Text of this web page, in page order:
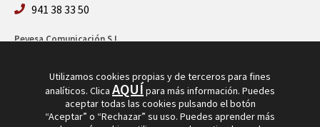
941 38 33 50
Pevesa Comunicación S.L.
Utilizamos cookies propias y de terceros para fines
analíticos. Clica AQUÍpara más información. Puedes
aceptar todas las cookies pulsando el botón
“Aceptar” o “Rechazar” su uso. Puedes aprender más